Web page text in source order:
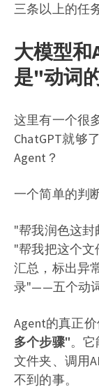
三条以上的任
大模型
是"动词
这里有一个很
ChatGPT就够
Agent？
一个简单的判
"帮我润色这
"帮我把这个文
汇总，标出异
录"——五个动
Agent的真正
多个步骤"。
文件夹、调用
不到的事。